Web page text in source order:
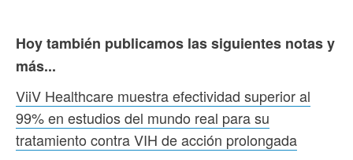
Hoy también publicamos las siguientes notas y
más...
ViiV Healthcare muestra efectividad superior al
99% en estudios del mundo real para su
tratamiento contra VIH de acción prolongada